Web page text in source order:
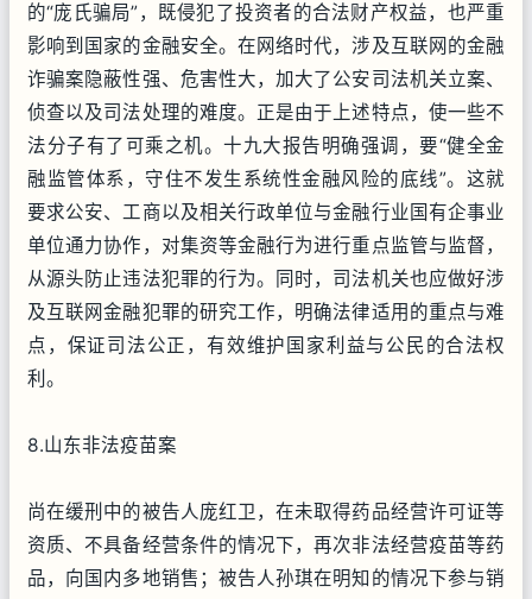
的“庞氏骗局”，既侵犯了投资者的合法财产权益，也严重
影响到国家的金融安全。在网络时代，涉及互联网的金融
诈骗案隐蔽性强、危害性大，加大了公安司法机关立案、
侦查以及司法处理的难度。正是由于上述特点，使一些不
法分子有了可乘之机。十九大报告明确强调，要“健全金
融监管体系，守住不发生系统性金融风险的底线”。这就
要求公安、工商以及相关行政单位与金融行业国有企事业
单位通力协作，对集资等金融行为进行重点监管与监督，
从源头防止违法犯罪的行为。同时，司法机关也应做好涉
及互联网金融犯罪的研究工作，明确法律适用的重点与难
点，保证司法公正，有效维护国家利益与公民的合法权
利。
8.山东非法疫苗案
尚在缓刑中的被告人庞红卫，在未取得药品经营许可证等
资质、不具备经营条件的情况下，再次非法经营疫苗等药
品，向国内多地销售；被告人孙琪在明知的情况下参与销